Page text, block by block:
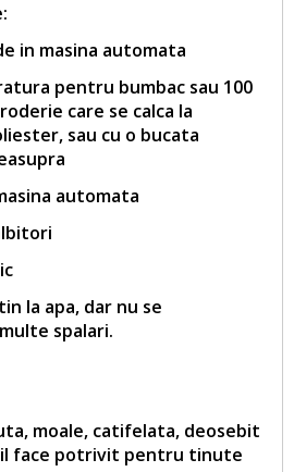
in masina automata
pentru bumbac sau 100
care se calca la
sau cu o bucata
automata
la apa, dar nu se
spalari.
moale, catifelata, deosebit
il face potrivit pentru tinute